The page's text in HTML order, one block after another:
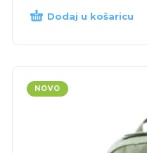
Dodaj u košaricu
NOVO